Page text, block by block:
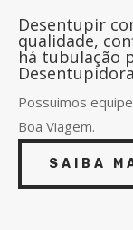
Desentupir
qualidade,
há tubulação
Possuimos
Boa Viagem.
SAIBA